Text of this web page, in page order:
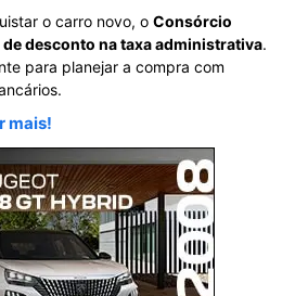
o carro novo, o Consórcio
de desconto na taxa administrativa.
para planejar a compra com
mais!